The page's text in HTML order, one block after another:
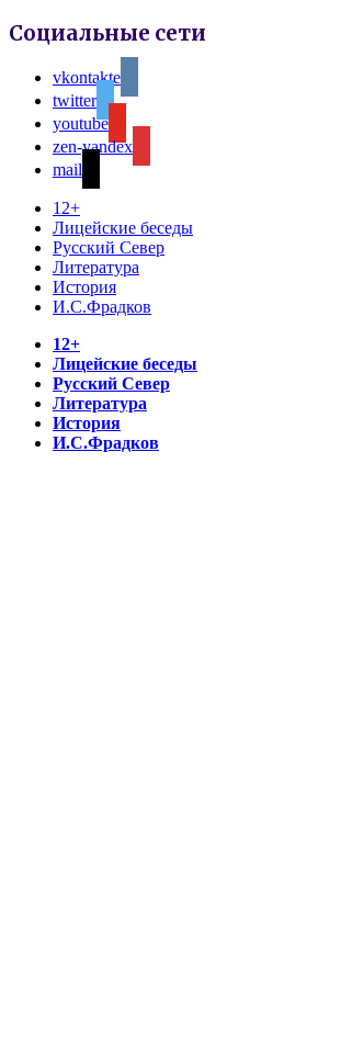
Социальные сети
vkontakte
twitter
youtube
zen-yandex
mail
12+
Лицейские беседы
Русский Север
Литература
История
И.С.Фрадков
12+
Лицейские беседы
Русский Север
Литература
История
И.С.Фрадков